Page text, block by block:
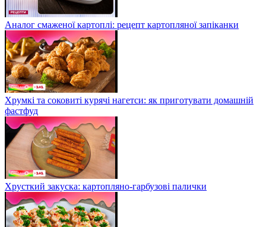
Аналог смаженої картоплі: рецепт картопляної запіканки
Хрумкі та соковиті курячі нагетси: як приготувати домашній
фастфуд
Хрусткий закуска: картопляно-гарбузові палички